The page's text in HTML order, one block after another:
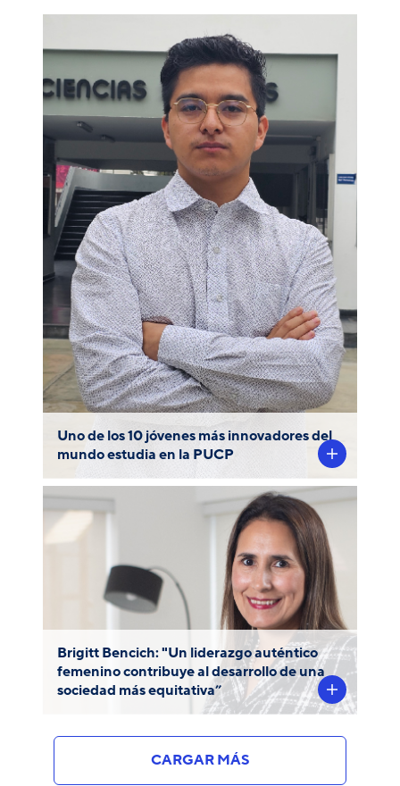
Uno de los 10 jóvenes más innovadores del
mundo estudia en la PUCP
Uno de los 10 jóvenes más innovadores del
mundo ¡estudia en la PUCP! Con solo 22
años, Héctor Diaz creó una plataforma que
traduce lenguas originarias en tiempo real.
Brigitt Bencich: "Un liderazgo auténtico
femenino contribuye al desarrollo de una
sociedad más equitativa”
La economista PUCP Brigitt Bencich
Aguilar estudió una Maestría en
Administración Pública y Desarrollo
Internacional en la Universidad de Harvard,
donde comprobó la sólida exigencia y base
académica recibida en nuestra
Universidad.
CARGAR MÁS